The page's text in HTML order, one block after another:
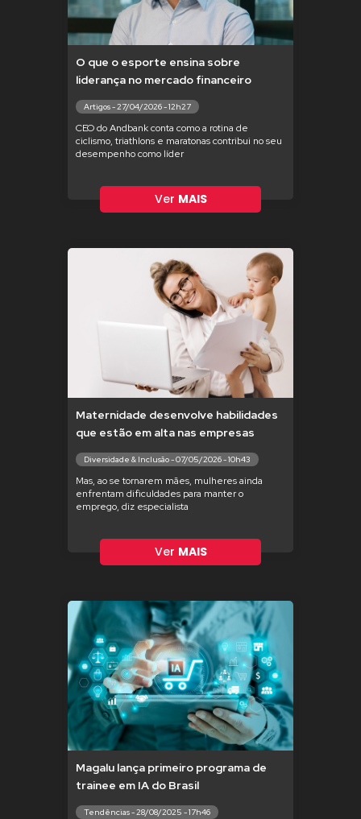
O que o esporte ensina sobre
liderança no mercado financeiro
Artigos - 27/04/2026 - 12h27
CEO do Andbank conta como a rotina de
ciclismo, triathlons e maratonas contribui no seu
desempenho como líder
Ver MAIS
Maternidade desenvolve habilidades
que estão em alta nas empresas
Diversidade & Inclusão - 07/05/2026 - 10h43
Mas, ao se tornarem mães, mulheres ainda
enfrentam dificuldades para manter o
emprego, diz especialista
Ver MAIS
Magalu lança primeiro programa de
trainee em IA do Brasil
Tendências - 28/08/2025 - 17h46